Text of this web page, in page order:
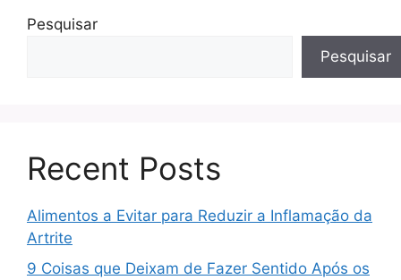
Pesquisar
Pesquisar
Recent Posts
Alimentos a Evitar para Reduzir a Inflamação da
Artrite
9 Coisas que Deixam de Fazer Sentido Após os